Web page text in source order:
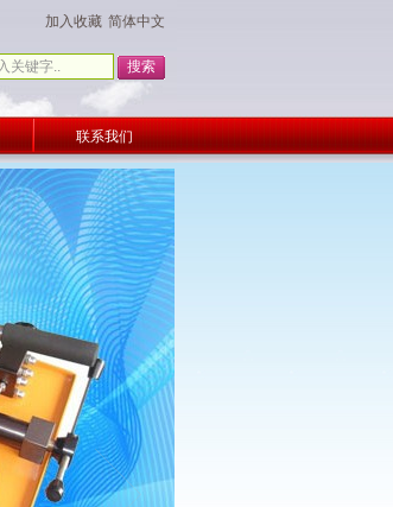
加入收藏 简体中文
联系我们